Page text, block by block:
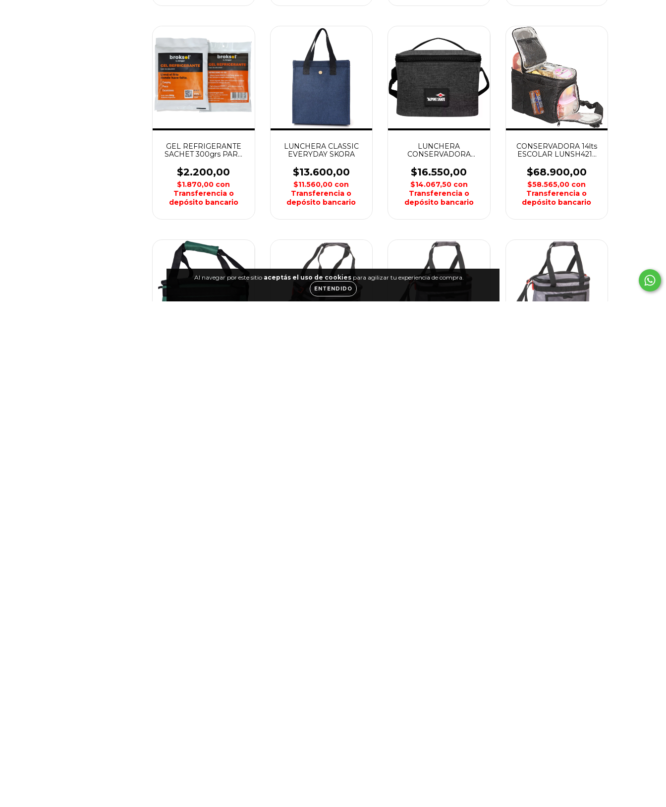
Al navegar por este sitio aceptás el uso de cookies para agilizar tu experiencia de compra.
ENTENDIDO
GEL REFRIGERANTE
SACHET 300grs PARA
BROKSOL
$2.200,00
$1.870,00 con
Transferencia o
depósito bancario
LUNCHERA CLASSIC
EVERYDAY SKORA
$13.600,00
$11.560,00 con
Transferencia o
depósito bancario
LUNCHERA
CONSERVADORA
ALPINE SKATE
$16.550,00
$14.067,50 con
Transferencia o
depósito bancario
CONSERVADORA 14lts
ESCOLAR LUNSH4213
$68.900,00
$58.565,00 con
Transferencia o
depósito bancario